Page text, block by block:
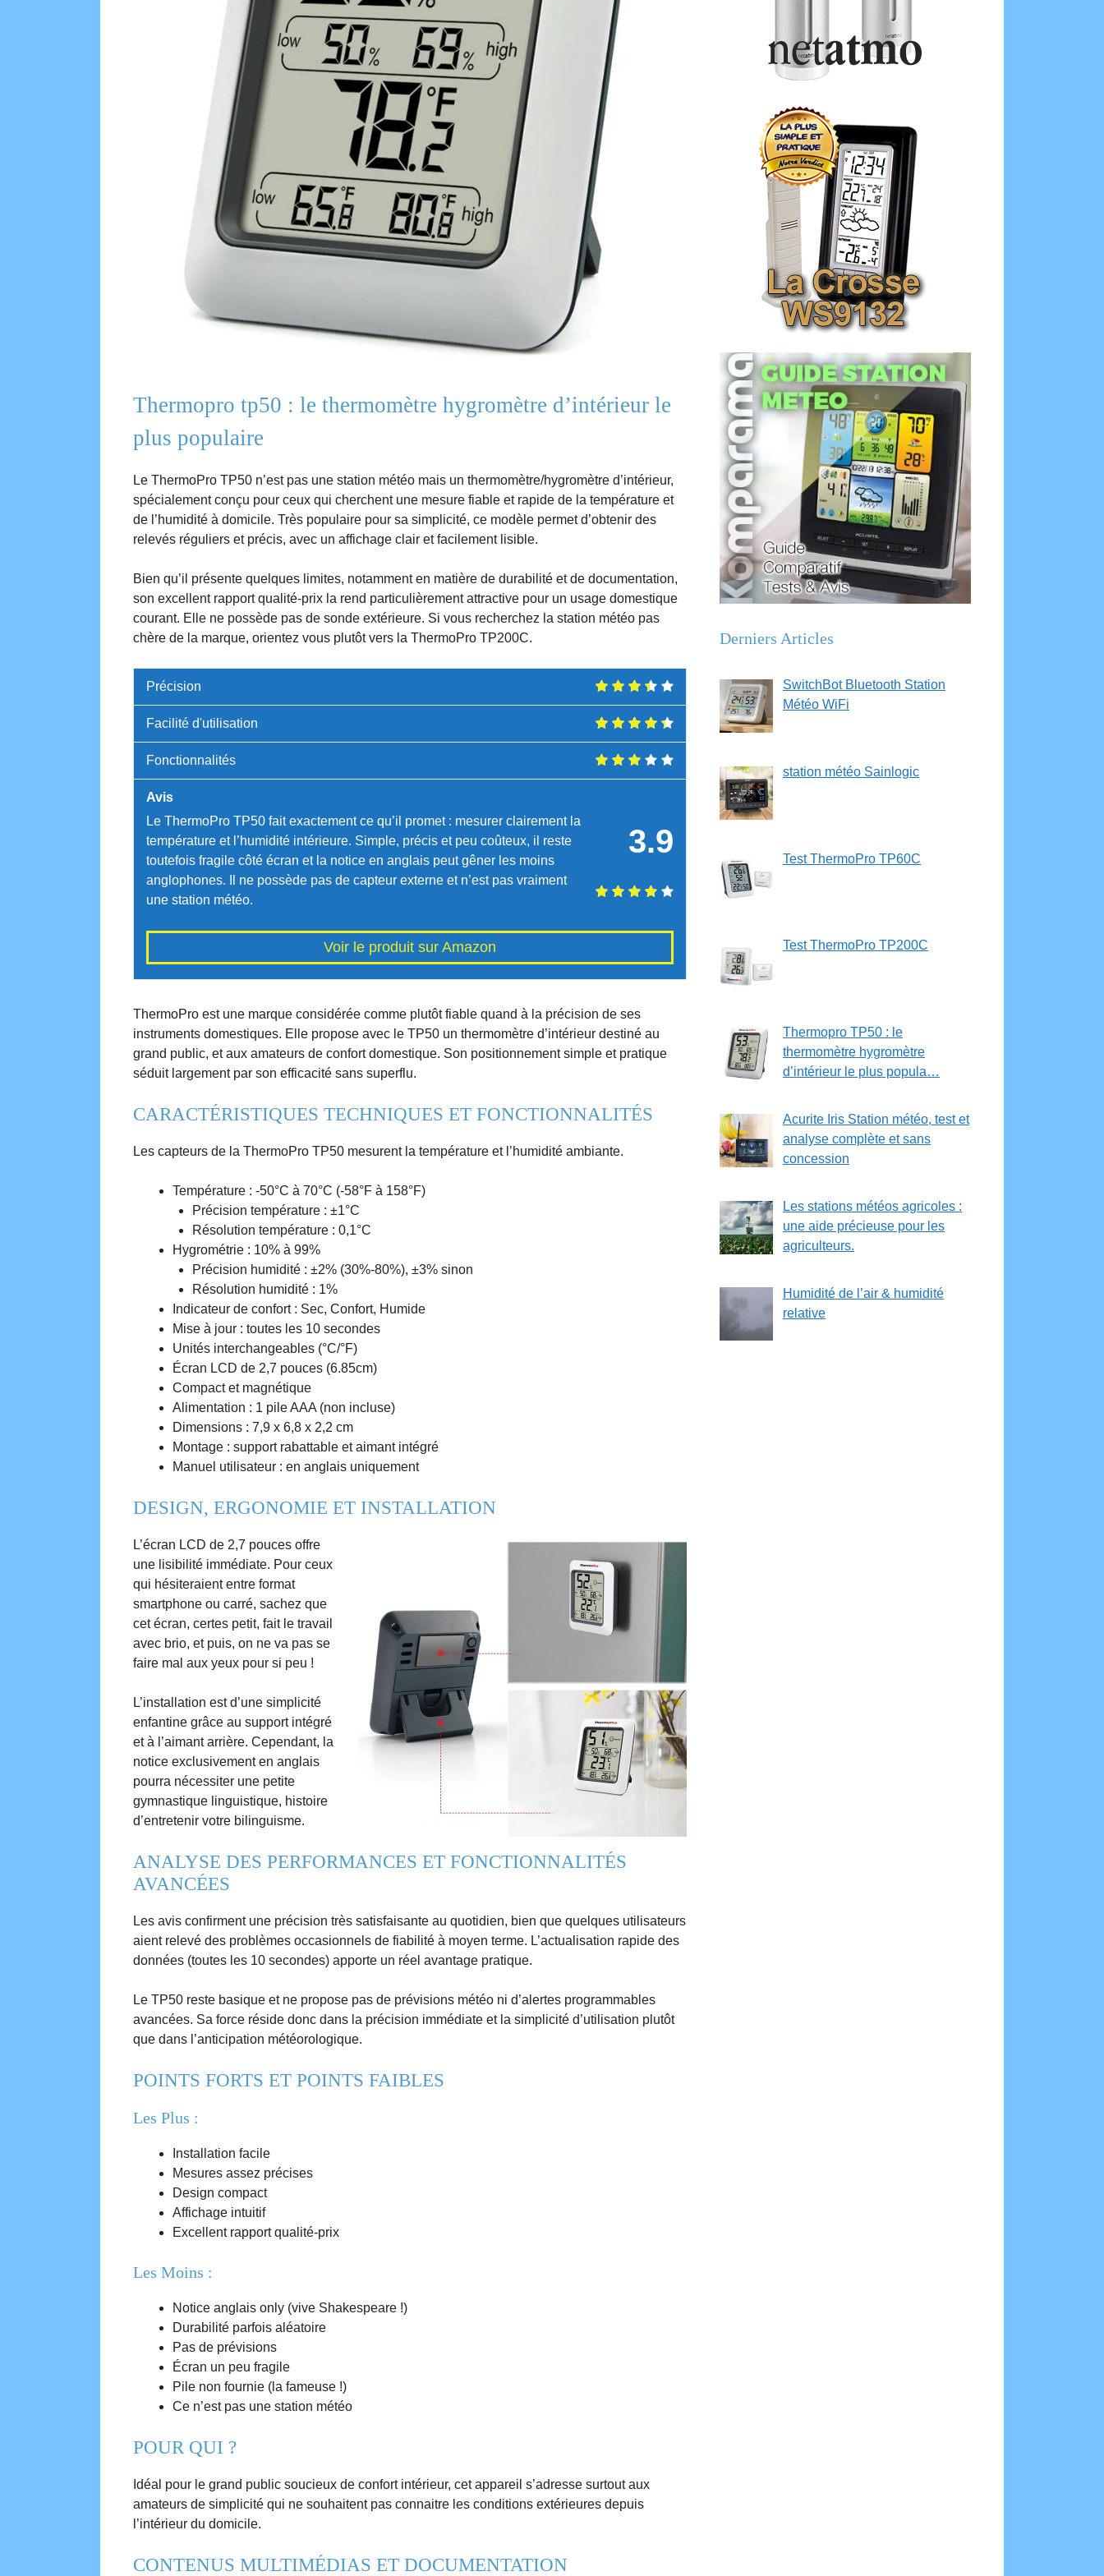
Thermopro tp50 : le thermomètre hygromètre d’intérieur le
plus populaire
Le ThermoPro TP50 n’est pas une station météo mais un thermomètre/hygromètre d’intérieur,
spécialement conçu pour ceux qui cherchent une mesure fiable et rapide de la température et
de l’humidité à domicile. Très populaire pour sa simplicité, ce modèle permet d’obtenir des
relevés réguliers et précis, avec un affichage clair et facilement lisible.
Bien qu’il présente quelques limites, notamment en matière de durabilité et de documentation,
son excellent rapport qualité-prix la rend particulièrement attractive pour un usage domestique
courant. Elle ne possède pas de sonde extérieure. Si vous recherchez la station météo pas
chère de la marque, orientez vous plutôt vers la ThermoPro TP200C.
Précision
Facilité d'utilisation
Fonctionnalités
3.9
Avis
Le ThermoPro TP50 fait exactement ce qu’il promet : mesurer clairement la
température et l’humidité intérieure. Simple, précis et peu coûteux, il reste
toutefois fragile côté écran et la notice en anglais peut gêner les moins
anglophones. Il ne possède pas de capteur externe et n’est pas vraiment
une station météo.
Voir le produit sur Amazon
ThermoPro est une marque considérée comme plutôt fiable quand à la précision de ses
instruments domestiques. Elle propose avec le TP50 un thermomètre d’intérieur destiné au
grand public, et aux amateurs de confort domestique. Son positionnement simple et pratique
séduit largement par son efficacité sans superflu.
CARACTÉRISTIQUES TECHNIQUES ET FONCTIONNALITÉS
Les capteurs de la ThermoPro TP50 mesurent la température et l’humidité ambiante.
Température : -50°C à 70°C (-58°F à 158°F)
Précision température : ±1°C
Résolution température : 0,1°C
Hygrométrie : 10% à 99%
Précision humidité : ±2% (30%-80%), ±3% sinon
Résolution humidité : 1%
Indicateur de confort : Sec, Confort, Humide
Mise à jour : toutes les 10 secondes
Unités interchangeables (°C/°F)
Écran LCD de 2,7 pouces (6.85cm)
Compact et magnétique
Alimentation : 1 pile AAA (non incluse)
Dimensions : 7,9 x 6,8 x 2,2 cm
Montage : support rabattable et aimant intégré
Manuel utilisateur : en anglais uniquement
DESIGN, ERGONOMIE ET INSTALLATION
L’écran LCD de 2,7 pouces offre
une lisibilité immédiate. Pour ceux
qui hésiteraient entre format
smartphone ou carré, sachez que
cet écran, certes petit, fait le travail
avec brio, et puis, on ne va pas se
faire mal aux yeux pour si peu !
L’installation est d’une simplicité
enfantine grâce au support intégré
et à l’aimant arrière. Cependant, la
notice exclusivement en anglais
pourra nécessiter une petite
gymnastique linguistique, histoire
d’entretenir votre bilinguisme.
ANALYSE DES PERFORMANCES ET FONCTIONNALITÉS
AVANCÉES
Les avis confirment une précision très satisfaisante au quotidien, bien que quelques utilisateurs
aient relevé des problèmes occasionnels de fiabilité à moyen terme. L’actualisation rapide des
données (toutes les 10 secondes) apporte un réel avantage pratique.
Le TP50 reste basique et ne propose pas de prévisions météo ni d’alertes programmables
avancées. Sa force réside donc dans la précision immédiate et la simplicité d’utilisation plutôt
que dans l’anticipation météorologique.
POINTS FORTS ET POINTS FAIBLES
Les Plus :
Installation facile
Mesures assez précises
Design compact
Affichage intuitif
Excellent rapport qualité-prix
Les Moins :
Notice anglais only (vive Shakespeare !)
Durabilité parfois aléatoire
Pas de prévisions
Écran un peu fragile
Pile non fournie (la fameuse !)
Ce n’est pas une station météo
POUR QUI ?
Idéal pour le grand public soucieux de confort intérieur, cet appareil s’adresse surtout aux
amateurs de simplicité qui ne souhaitent pas connaitre les conditions extérieures depuis
l’intérieur du domicile.
CONTENUS MULTIMÉDIAS ET DOCUMENTATION
Derniers Articles
SwitchBot Bluetooth Station
Météo WiFi
station météo Sainlogic
Test ThermoPro TP60C
Test ThermoPro TP200C
Thermopro TP50 : le
thermomètre hygromètre
d’intérieur le plus popula…
Acurite Iris Station météo, test et
analyse complète et sans
concession
Les stations météos agricoles :
une aide précieuse pour les
agriculteurs.
Humidité de l’air & humidité
relative